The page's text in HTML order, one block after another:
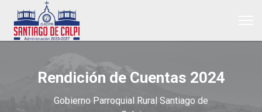
Rendición de Cuentas 2024
Gobierno Parroquial Rural Santiago de